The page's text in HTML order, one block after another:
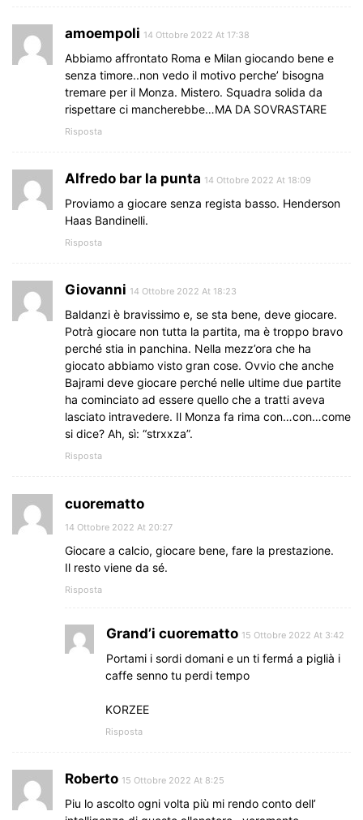
amoempoli 14 Ottobre 2022 At 17:38
Abbiamo affrontato Roma e Milan giocando bene e
senza timore..non vedo il motivo perche’ bisogna
tremare per il Monza. Mistero. Squadra solida da
rispettare ci mancherebbe…MA DA SOVRASTARE
Risposta
Alfredo bar la punta 14 Ottobre 2022 At 18:09
Proviamo a giocare senza regista basso. Henderson
Haas Bandinelli.
Risposta
Giovanni 14 Ottobre 2022 At 18:23
Baldanzi è bravissimo e, se sta bene, deve giocare.
Potrà giocare non tutta la partita, ma è troppo bravo
perché stia in panchina. Nella mezz’ora che ha
giocato abbiamo visto gran cose. Ovvio che anche
Bajrami deve giocare perché nelle ultime due partite
ha cominciato ad essere quello che a tratti aveva
lasciato intravedere. Il Monza fa rima con…con…come
si dice? Ah, sì: “strxxza”.
Risposta
cuorematto
14 Ottobre 2022 At 20:27
Giocare a calcio, giocare bene, fare la prestazione.
Il resto viene da sé.
Risposta
Grand’i cuorematto 15 Ottobre 2022 At 3:42
Portami i sordi domani e un ti fermá a piglià i
caffe senno tu perdi tempo
KORZEE
Risposta
Roberto 15 Ottobre 2022 At 8:25
Piu lo ascolto ogni volta più mi rendo conto dell’